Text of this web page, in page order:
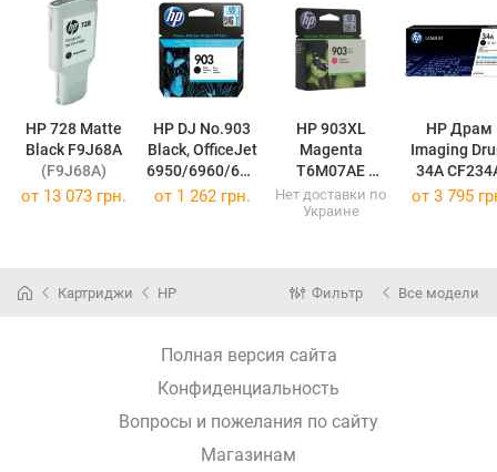
HP 728 Matte
Black F9J68A
(F9J68A)
HP DJ No.903
Black, OfficeJet
6950/6960/697
0 T6L99AE
HP 903XL
Magenta
(T6M07AE)
HP Драм
Imaging
(CF234A)
от 13 073 грн. от 1 262 грн.
Нет доставки по
Украине
от 3 795
Картриджи HP Фильтр Все модели
Полная версия сайта
Конфиденциальность
Вопросы и пожелания по сайту
Магазинам